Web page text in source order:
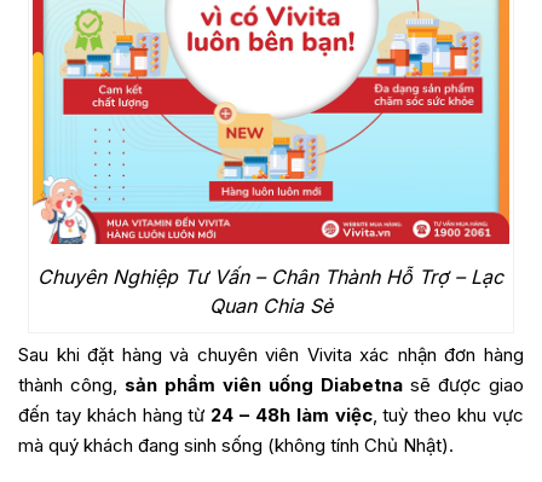
Chuyên Nghiệp Tư Vấn – Chân Thành Hỗ Trợ – Lạc
Quan Chia Sẻ
Sau khi đặt hàng và chuyên viên Vivita xác nhận đơn hàng
thành công, sản phẩm viên uống Diabetna sẽ được giao
đến tay khách hàng từ 24 – 48h làm việc, tuỳ theo khu vực
mà quý khách đang sinh sống (không tính Chủ Nhật).